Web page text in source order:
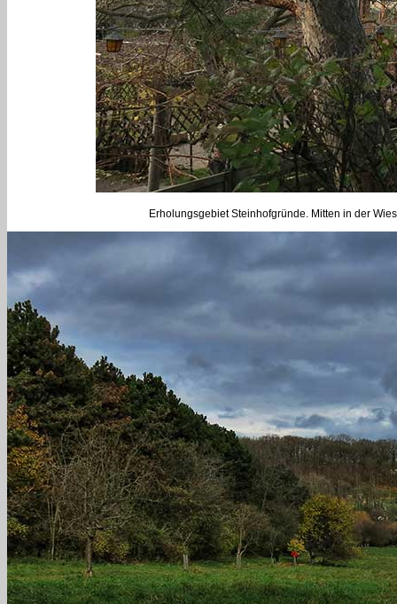
Erholungsgebiet Steinhofgründe. Mitten in der